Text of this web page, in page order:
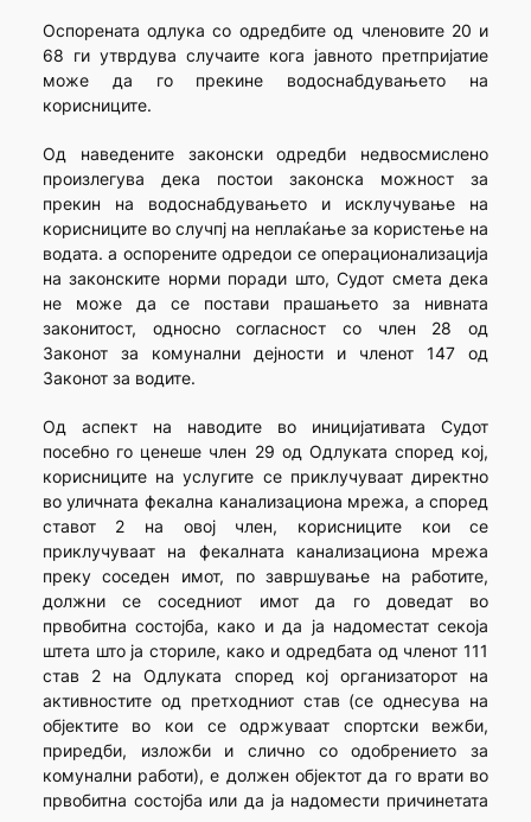
Оспорената одлука со одредбите од членовите 20 и
68 ги утврдува случаите кога јавното претпријатие
може да го прекине водоснабдувањето на
корисниците.
Од наведените законски одредби недвосмислено
произлегува дека постои законска можност за
прекин на водоснабдувањето и исклучување на
корисниците во случпј на неплаќање за користење на
водата. а оспорените одредои се операционализација
на законските норми поради што, Судот смета дека
не може да се постави прашањето за нивната
законитост, односно согласност со член 28 од
Законот за комунални дејности и членот 147 од
Законот за водите.
Од аспект на наводите во иницијативата Судот
посебно го ценеше член 29 од Одлуката според кој,
корисниците на услугите се приклучуваат директно
во уличната фекална канализациона мрежа, а според
ставот 2 на овој член, корисниците кои се
приклучуваат на фекалната канализациона мрежа
преку соседен имот, по завршување на работите,
должни се соседниот имот да го доведат во
првобитна состојба, како и да ја надоместат секоја
штета што ја сториле, како и одредбата од членот 111
став 2 на Одлуката според кој организаторот на
активностите од претходниот став (се однесува на
објектите во кои се одржуваат спортски вежби,
приредби, изложби и слично со одобрението за
комунални работи), е должен објектот да го врати во
првобитна состојба или да ја надомести причинетата